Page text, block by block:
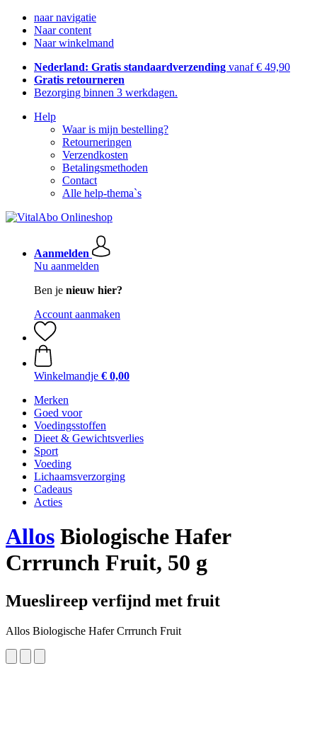
naar navigatie
Naar content
Naar winkelmand
Nederland: Gratis standaardverzending vanaf € 49,90
Gratis retourneren
Bezorging binnen 3 werkdagen.
Help
Waar is mijn bestelling?
Retourneringen
Verzendkosten
Betalingsmethoden
Contact
Alle help-thema`s
Aanmelden
Nu aanmelden
Ben je nieuw hier?
Account aanmaken
Winkelmandje € 0,00
Merken
Goed voor
Voedingsstoffen
Dieet & Gewichtsverlies
Sport
Voeding
Lichaamsverzorging
Cadeaus
Acties
Allos Biologische Hafer
Crrrunch Fruit, 50 g
Mueslireep verfijnd met fruit
Allos Biologische Hafer Crrrunch Fruit